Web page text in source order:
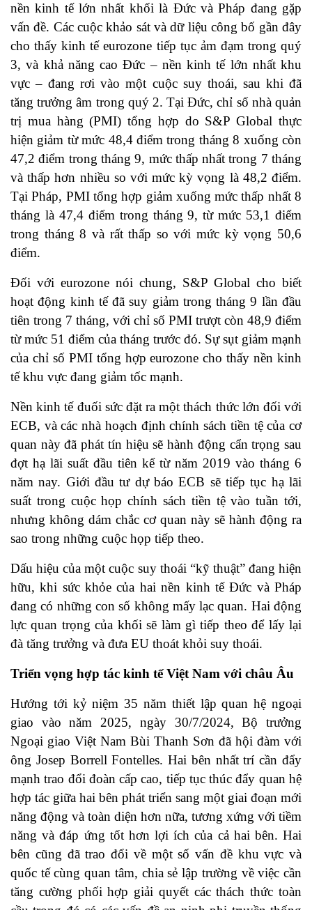
nền kinh tế lớn nhất khối là Đức và Pháp đang gặp
vấn đề. Các cuộc khảo sát và dữ liệu công bố gần đây
cho thấy kinh tế eurozone tiếp tục ảm đạm trong quý
3, và khả năng cao Đức – nền kinh tế lớn nhất khu
vực – đang rơi vào một cuộc suy thoái, sau khi đã
tăng trưởng âm trong quý 2. Tại Đức, chỉ số nhà quản
trị mua hàng (PMI) tổng hợp do S&P Global thực
hiện giảm từ mức 48,4 điểm trong tháng 8 xuống còn
47,2 điểm trong tháng 9, mức thấp nhất trong 7 tháng
và thấp hơn nhiều so với mức kỳ vọng là 48,2 điểm.
Tại Pháp, PMI tổng hợp giảm xuống mức thấp nhất 8
tháng là 47,4 điểm trong tháng 9, từ mức 53,1 điểm
trong tháng 8 và rất thấp so với mức kỳ vọng 50,6
điểm.
Đối với eurozone nói chung, S&P Global cho biết
hoạt động kinh tế đã suy giảm trong tháng 9 lần đầu
tiên trong 7 tháng, với chỉ số PMI trượt còn 48,9 điểm
từ mức 51 điểm của tháng trước đó. Sự sụt giảm mạnh
của chỉ số PMI tổng hợp eurozone cho thấy nền kinh
tế khu vực đang giảm tốc mạnh.
Nền kinh tế đuối sức đặt ra một thách thức lớn đối với
ECB, và các nhà hoạch định chính sách tiền tệ của cơ
quan này đã phát tín hiệu sẽ hành động cẩn trọng sau
đợt hạ lãi suất đầu tiên kể từ năm 2019 vào tháng 6
năm nay. Giới đầu tư dự báo ECB sẽ tiếp tục hạ lãi
suất trong cuộc họp chính sách tiền tệ vào tuần tới,
nhưng không dám chắc cơ quan này sẽ hành động ra
sao trong những cuộc họp tiếp theo.
Dấu hiệu của một cuộc suy thoái “kỹ thuật” đang hiện
hữu, khi sức khỏe của hai nền kinh tế Đức và Pháp
đang có những con số không mấy lạc quan. Hai động
lực quan trọng của khối sẽ làm gì tiếp theo để lấy lại
đà tăng trưởng và đưa EU thoát khỏi suy thoái.
Triển vọng hợp tác kinh tế Việt Nam với châu Âu
Hướng tới kỷ niệm 35 năm thiết lập quan hệ ngoại
giao vào năm 2025, ngày 30/7/2024, Bộ trưởng
Ngoại giao Việt Nam Bùi Thanh Sơn đã hội đàm với
ông Josep Borrell Fontelles. Hai bên nhất trí cần đẩy
mạnh trao đổi đoàn cấp cao, tiếp tục thúc đẩy quan hệ
hợp tác giữa hai bên phát triển sang một giai đoạn mới
năng động và toàn diện hơn nữa, tương xứng với tiềm
năng và đáp ứng tốt hơn lợi ích của cả hai bên. Hai
bên cũng đã trao đổi về một số vấn đề khu vực và
quốc tế cùng quan tâm, chia sẻ lập trường về việc cần
tăng cường phối hợp giải quyết các thách thức toàn